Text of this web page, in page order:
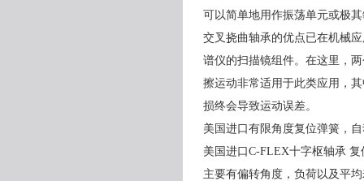
可以简单地用作振荡单元或极
交叉挠曲轴承的优点已在机械
谱仪的扫描镜组件。在这里，
擦运动非常适用于此类应用，
损终会导致运动误差。
美国进口有限角度复位弹簧，
美国进口C-FLEX十字枢轴承
主要有偏转角度，负荷以及平